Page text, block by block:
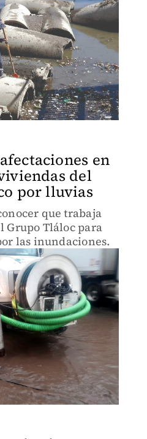
en
del
por lluvias
que trabaja
Grupo Tláloc para
las inundaciones.